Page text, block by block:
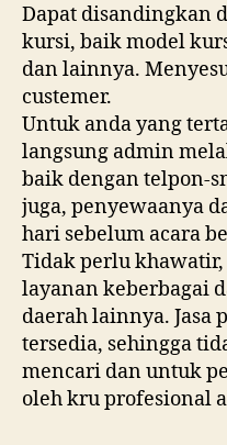
Dapat disandingkan
kursi, baik model
dan lainnya.
custemer.
Untuk anda yang
langsung admin
baik dengan telpon-
juga, penyewaanya
hari sebelum acara
Tidak perlu
layanan keberbagai
daerah lainnya. Jasa
tersedia, sehingga
mencari dan untuk
oleh kru profesional